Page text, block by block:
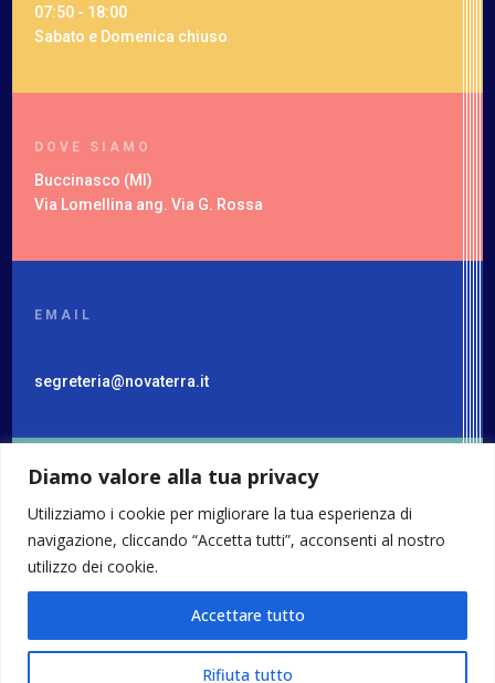
Diamo valore alla tua privacy
Utilizziamo i cookie per migliorare la tua esperienza di
navigazione, cliccando “Accetta tutti”, acconsenti al nostro
utilizzo dei cookie.
Rifiuta tutto
Accettare tutto
07:50 - 18:00
Sabato e Domenica chiuso
DOVE SIAMO
Buccinasco (MI)
Via Lomellina ang. Via G. Rossa
EMAIL
segreteria@novaterra.it
02 - 4884 3736
@ 2026 Società Cooperativa